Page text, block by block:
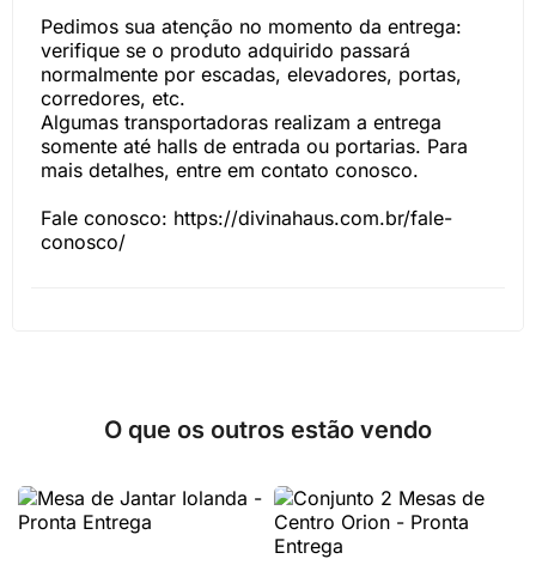
Pedimos sua atenção no momento da entrega:
verifique se o produto adquirido passará
normalmente por escadas, elevadores, portas,
corredores, etc.
Algumas transportadoras realizam a entrega
somente até halls de entrada ou portarias. Para
mais detalhes, entre em contato conosco.
Fale conosco: https://divinahaus.com.br/fale-
conosco/
O que os outros estão vendo